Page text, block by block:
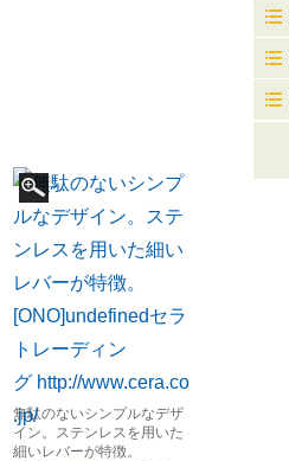
無駄のないシンプルなデザ
イン。ステンレスを用いた
細いレバーが特徴。